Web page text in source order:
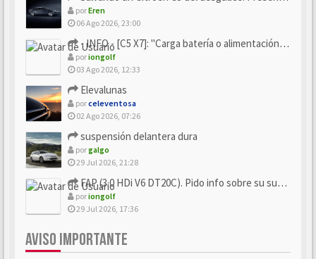
porEren
06 Ago 2026, 23:00
- INFO - [C5 X7]: "Carga batería o alimentación eléctri...
poriongolf
03 Ago 2026, 12:33
Elevalunas
porceleventosa
02 Ago 2026, 07:26
suspensión delantera dura
porgalgo
29 Jul 2026, 21:28
FAP (3.0 HDi V6 DT20C). Pido info sobre su sustitución
poriongolf
29 Jul 2026, 17:36
AVISO IMPORTANTE